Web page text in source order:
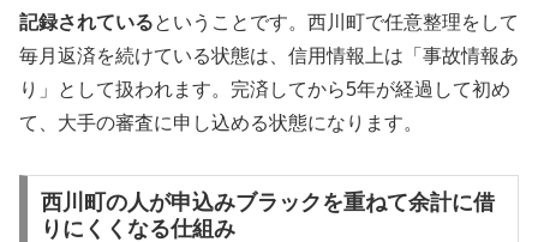
記録されているということです。西川町で任意整理をして
毎月返済を続けている状態は、信用情報上は「事故情報あ
り」として扱われます。完済してから5年が経過して初め
て、大手の審査に申し込める状態になります。
西川町の人が申込みブラックを重ねて余計に借
りにくくなる仕組み